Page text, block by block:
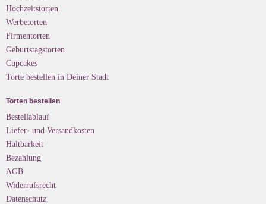
Hochzeitstorten
Werbetorten
Firmentorten
Geburtstagstorten
Cupcakes
Torte bestellen in Deiner Stadt
Torten bestellen
Bestellablauf
Liefer- und Versandkosten
Haltbarkeit
Bezahlung
AGB
Widerrufsrecht
Datenschutz